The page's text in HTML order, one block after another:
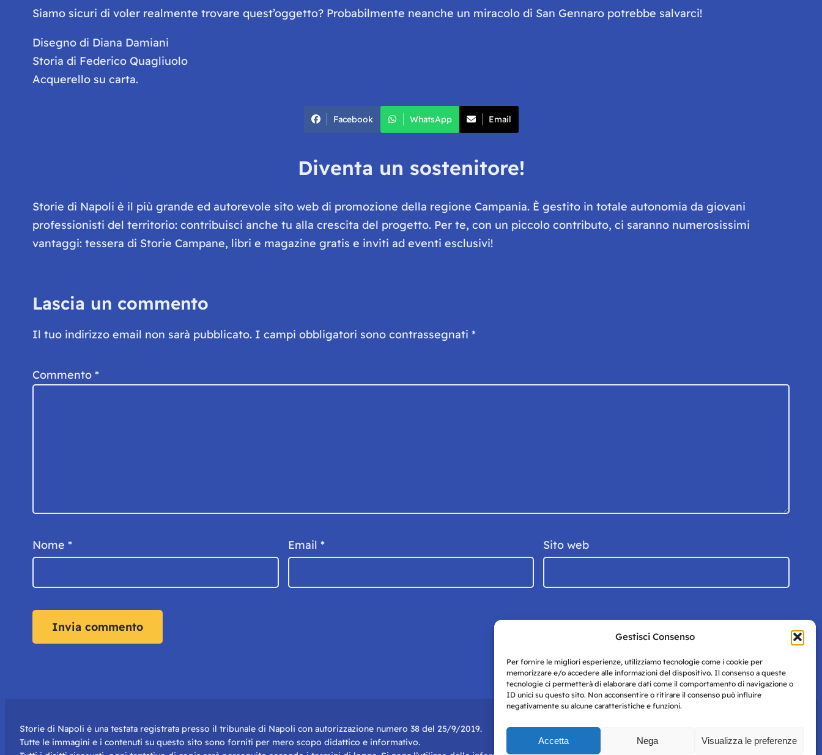
Gestisci Consenso
Per fornire le migliori esperienze, utilizziamo tecnologie come i cookie per
memorizzare e/o accedere alle informazioni del dispositivo. Il consenso a queste
tecnologie ci permetterà di elaborare dati come il comportamento di navigazione o
ID unici su questo sito. Non acconsentire o ritirare il consenso può influire
negativamente su alcune caratteristiche e funzioni.
Accetta Nega Visualizza le preferenze
Siamo sicuri di voler realmente trovare quest’oggetto? Probabilmente neanche un miracolo di San Gennaro potrebbe salvarci!
Disegno di Diana Damiani
Storia di Federico Quagliuolo
Acquerello su carta.
Facebook WhatsApp Email
Diventa un sostenitore!
Storie di Napoli è il più grande ed autorevole sito web di promozione della regione Campania. È gestito in totale autonomia da giovani
professionisti del territorio: contribuisci anche tu alla crescita del progetto. Per te, con un piccolo contributo, ci saranno numerosissimi
vantaggi: tessera di Storie Campane, libri e magazine gratis e inviti ad eventi esclusivi!
Lascia un commento
Il tuo indirizzo email non sarà pubblicato. I campi obbligatori sono contrassegnati *
Commento *
Nome * Email * Sito web
Storie di Napoli è una testata registrata presso il tribunale di Napoli con autorizzazione numero 38 del 25/9/2019.
Tutte le immagini e i contenuti su questo sito sono forniti per mero scopo didattico e informativo.